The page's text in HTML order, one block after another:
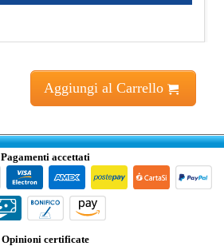
Aggiungi al Carrello
Pagamenti accettati
Opinioni certificate